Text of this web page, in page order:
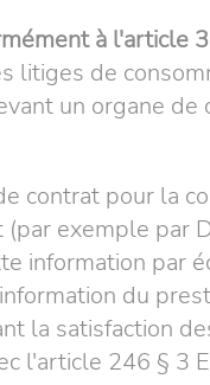
à l'article
litiges de
un organe
contrat pour la
exemple
information par
du
la satisfaction
l'article 246 §